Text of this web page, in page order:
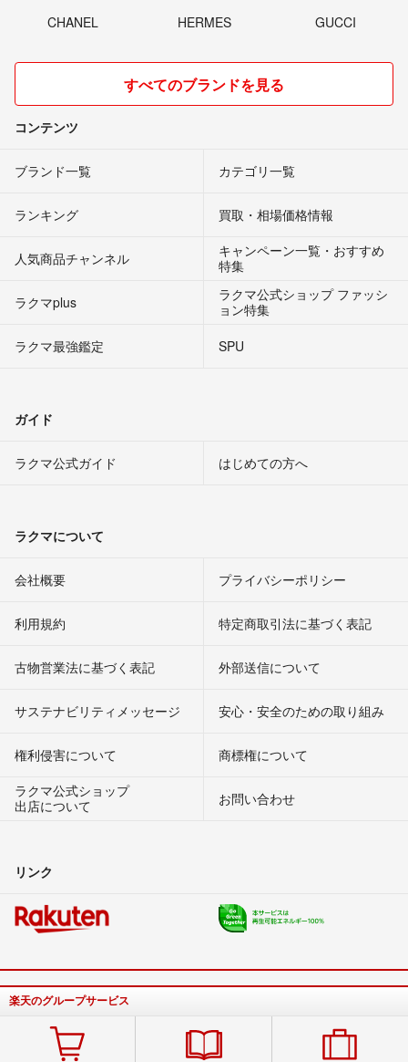
CHANEL HERMES GUCCI
すべてのブランドを見る
コンテンツ
ブランド一覧 カテゴリ一覧
ランキング 買取・相場価格情報
人気商品チャンネル
キャンペーン一覧・おすすめ
特集
ラクマplus
ラクマ公式ショップ ファッシ
ョン特集
ラクマ最強鑑定
SPU
ガイド
ラクマ公式ガイド はじめての方へ
ラクマについて
会社概要 プライバシーポリシー
利用規約 特定商取引法に基づく表記
古物営業法に基づく表記 外部送信について
サステナビリティメッセージ 安心・安全のための取り組み
権利侵害について
商標権について
ラクマ公式ショップ
出店について
お問い合わせ
リンク
楽天のグループサービス